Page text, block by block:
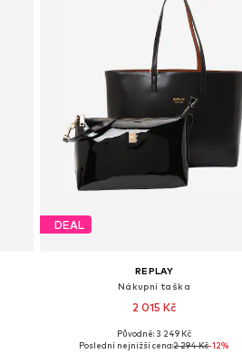
DEAL
REPLAY
Nákupní taška
2 015 Kč
Dostupné velikosti: One Size
Původně: 3 249 Kč
Poslední nejnižší cena:2 294 Kč-12%